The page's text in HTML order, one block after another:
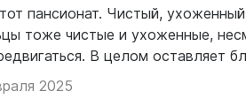
пансионат. Чистый,
тоже чистые и ухоженные,
В целом оставляет
2025